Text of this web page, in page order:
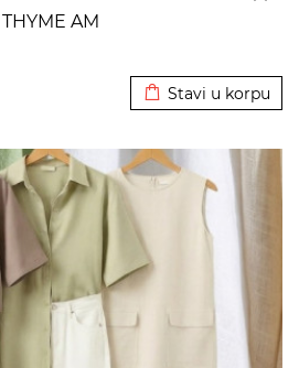
AM
Stavi u korpu